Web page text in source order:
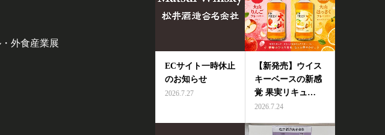
外食産業展
ECサイト一時休止
のお知らせ
2026.7.27
【新発売】ウイス
キーベースの新感
覚 果実リキュ…
2026.7.24